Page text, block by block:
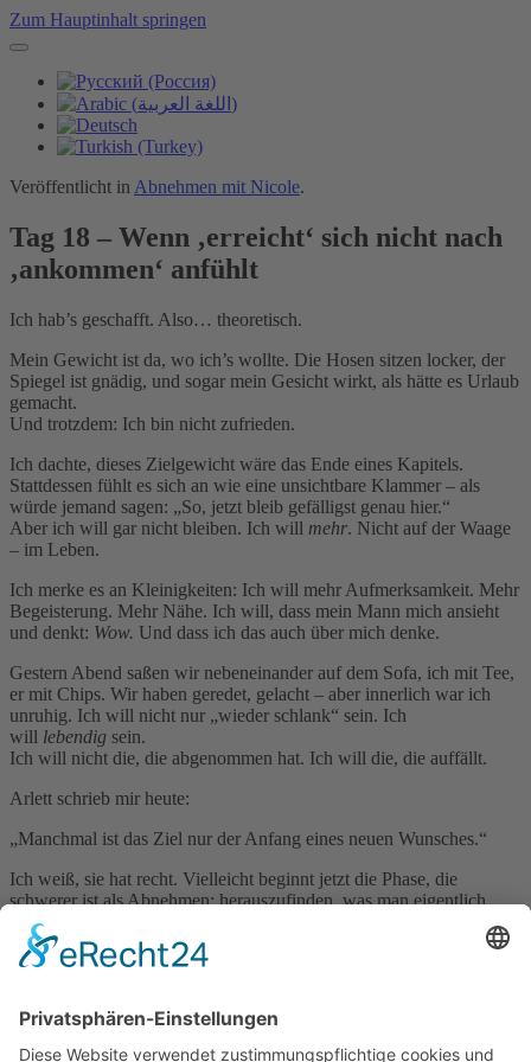
Zum Hauptinhalt springen
Veröffentlicht in Abnehmen mit Nicole.
Tag 18 – Wenn ‚erreicht‘ sich nicht nach
‚ankommen‘ anfühlt
Ich hab’s geschafft. Also… theoretisch.
Mein Gewicht ist da, wo ich’s wollte. Die Hosen sitzen locker, der
Spiegel ist gnädig, und sogar mein Gesicht wirkt, als hätte es Urlaub
gemacht.
Und trotzdem: Ich bin nicht zufrieden.
Ich dachte, dieses Zielgewicht wäre das Ende eines Kapitels.
Stattdessen fühlt es sich an wie eine unsichtbare Klammer – als
würde jemand sagen: „So, jetzt bleib gefälligst genau hier.“
Aber ich will gar nicht bleiben. Ich will mehr. Nicht auf der Waage
– im Leben.
Ich merke es an Kleinigkeiten: Ich will mehr Aufmerksamkeit. Mehr
Begeisterung. Mehr Nähe. Ich will, dass mein Mann mich ansieht
und denkt: Wow. Und dass ich das auch über mich denke.
Gestern Abend saßen wir nebeneinander auf dem Sofa, ich mit Tee,
er mit Chips. Wir haben geredet, gelacht – aber innerlich war ich
unruhig. Ich will nicht nur „wieder schlank“ sein. Ich
will lebendig sein.
Ich will nicht die, die abgenommen hat. Ich will die, die auffällt.
Arlett schrieb mir heute:
„Manchmal ist das Ziel nur der Anfang eines neuen Wunsches.“
Ich weiß, sie hat recht. Vielleicht beginnt jetzt die Phase, die
schwerer ist als Abnehmen: herauszufinden, was man eigentlich
will, wenn man bekommt, was man wollte.
Vielleicht ist’s mehr Leidenschaft. Mehr Tiefe. Mehr Ich.
Fazit Tag 18:Kein neues Gewicht, keine neuen Erfolge. Nur diese